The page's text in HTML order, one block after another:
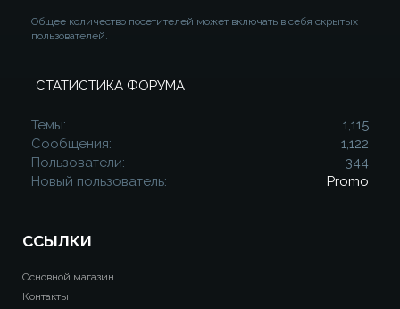
Общее количество посетителей может включать в себя скрытых
пользователей.
СТАТИСТИКА ФОРУМА
Темы
1,115
Сообщения
1,122
Пользователи
344
Новый пользователь
Promo
ССЫЛКИ
Основной магазин
Контакты